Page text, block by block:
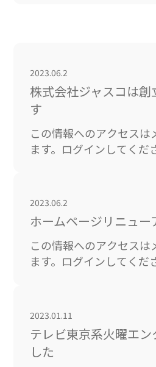
2023.06.2
株式会社ジャスコは
す
この情報へのアクセス
ます。ログインしてくだ
ード ログイン状態を保
2023.06.2
ホームページリニュ
この情報へのアクセス
ます。ログインしてくだ
ード ログイン状態を保
2023.01.11
テレビ東京系火曜エ
した